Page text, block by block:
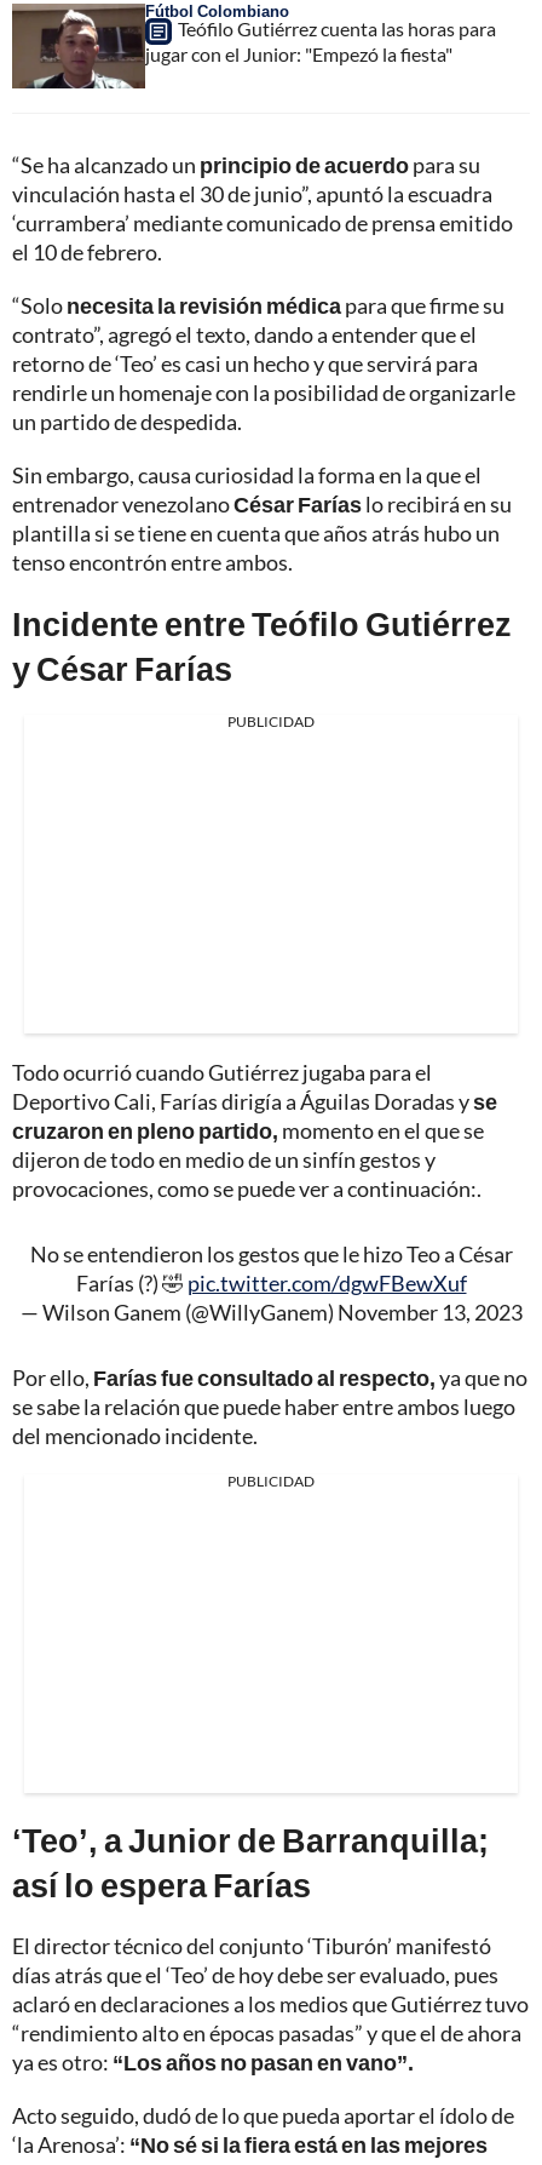
Fútbol Colombiano
Teófilo Gutiérrez cuenta las horas para
jugar con el Junior: "Empezó la fiesta"
“Se ha alcanzado un principio de acuerdopara su
vinculación hasta el 30 de junio”, apuntó la escuadra
‘currambera’ mediante comunicado de prensa emitido
el 10 de febrero.
“Solonecesita la revisión médicapara que firme su
contrato”, agregó el texto, dando a entender que el
retorno de ‘Teo’ es casi un hecho y que servirá para
rendirle un homenaje con la posibilidad de organizarle
un partido de despedida.
Sin embargo, causa curiosidad la forma en la que el
entrenador venezolanoCésar Faríaslo recibirá en su
plantilla si se tiene en cuenta que años atrás hubo un
tenso encontrón entre ambos.
Incidente entre Teófilo Gutiérrez
y César Farías
PUBLICIDAD
Todo ocurrió cuando Gutiérrez jugaba para el
Deportivo Cali, Farías dirigía a Águilas Doradas yse
cruzaron en pleno partido, momento en el que se
dijeron de todo en medio de un sinfín gestos y
provocaciones, como se puede ver a continuación:.
No se entendieron los gestos que le hizo Teo a César
Farías (?) 🤣 pic.twitter.com/dgwFBewXuf
— Wilson Ganem (@WillyGanem) November 13, 2023
Por ello, Farías fue consultado al respecto,ya que no
se sabe la relación que puede haber entre ambos luego
del mencionado incidente.
PUBLICIDAD
‘Teo’, a Junior de Barranquilla;
así lo espera Farías
El director técnico del conjunto ‘Tiburón’ manifestó
días atrás que el ‘Teo’ de hoy debe ser evaluado, pues
aclaró en declaraciones a los medios que Gutiérrez tuvo
“rendimiento alto en épocas pasadas” y que el de ahora
ya es otro: “Los años no pasan en vano”.
Acto seguido, dudó de lo que pueda aportar el ídolo de
‘la Arenosa’: “No sé si la fiera está en las mejores